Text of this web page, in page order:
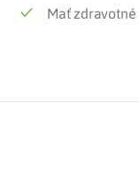
Mať